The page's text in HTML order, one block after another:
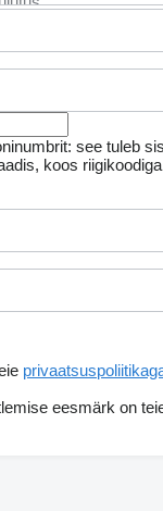
see tuleb
koos
eesmärk on